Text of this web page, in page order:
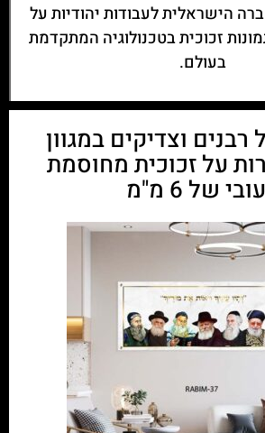
הישראלית לעבודות יהודיות על
זכוכית בטכנולוגיה המתקדמת
בעולם.
וצדיקים במגוון
על זכוכית מחוסמת
של 6 מ"מ